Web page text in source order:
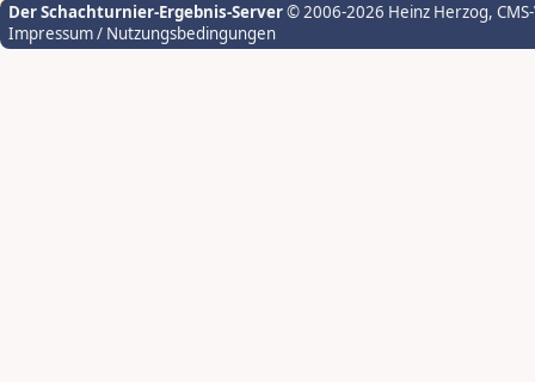
Der Schachturnier-Ergebnis-Server© 2006-2026 Heinz Herzog,
Impressum / Nutzungsbedingungen